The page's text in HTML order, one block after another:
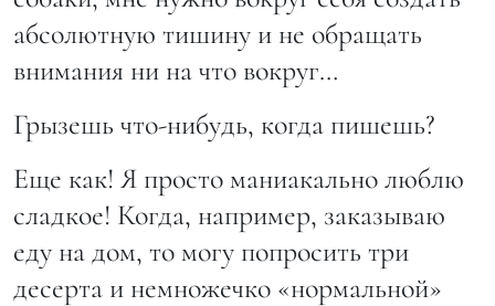
абсолютную тишину и не обращать
внимания ни на что вокруг…
Грызешь что-нибудь, когда пишешь?
Еще как! Я просто маниакально люблю
сладкое! Когда, например, заказываю
еду на дом, то могу попросить три
десерта и немножечко «нормальной»